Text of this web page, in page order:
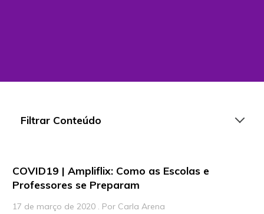
Filtrar Conteúdo
Artigos
COVID19 | Ampliflix: Como as Escolas e
Professores se Preparam
17 de março de 2020 . Por Carla Arena